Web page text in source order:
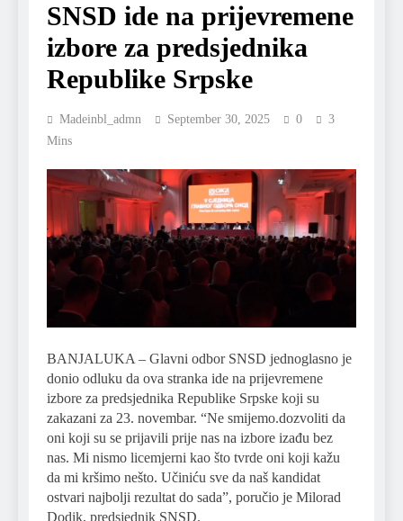
SNSD ide na prijevremene
izbore za predsjednika
Republike Srpske
Madeinbl_admn September 30, 2025 0
3
Mins
BANJALUKA – Glavni odbor SNSD jednoglasno je
donio odluku da ova stranka ide na prijevremene
izbore za predsjednika Republike Srpske koji su
zakazani za 23. novembar. “Ne smijemo.dozvoliti da
oni koji su se prijavili prije nas na izbore izađu bez
nas. Mi nismo licemjerni kao što tvrde oni koji kažu
da mi kršimo nešto. Učiniću sve da naš kandidat
ostvari najbolji rezultat do sada”, poručio je Milorad
Dodik, predsjednik SNSD.